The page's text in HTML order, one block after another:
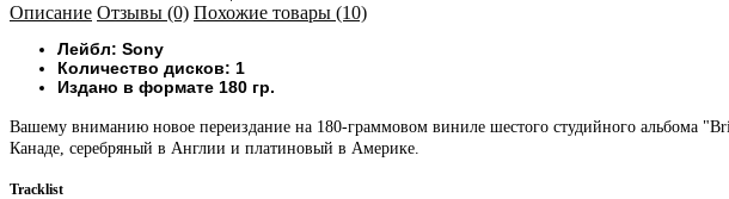
Описание Отзывы (0) Похожие товары (10)
Лейбл: Sony
Количество дисков: 1
Издано в формате 180 гр.
Вашему вниманию новое переиздание на 180-граммовом виниле шестого студийного альбома
Канаде, серебряный в Англии и платиновый в Америке.
Tracklist